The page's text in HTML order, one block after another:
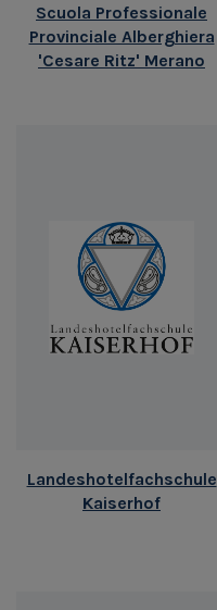
Scuola Professionale
Provinciale Alberghiera
'Cesare Ritz' Merano
Landeshotelfachschule
Kaiserhof